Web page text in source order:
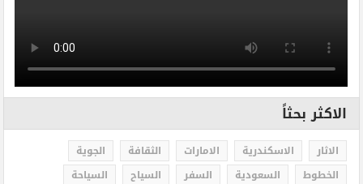
الاكثر بحثاً
الاثار الاسكندرية الامارات الثقافة
الجوية
الخطوط
السعودية السفر السياح
السياحة